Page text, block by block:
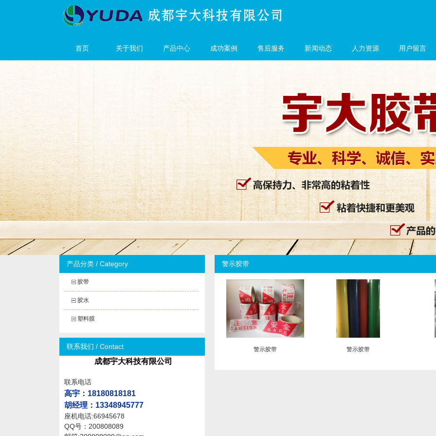
首页 关于我们 产品中心 成功案例 售后服务 新闻动态 人力资源 用户留言
产品分类 / Category
胶带
胶水
塑料膜
联系我们 / Contact
成都宇大科技有限公司
联系电话
高宇 ：18180818181
胡经理：13348945777
座机电话:66945678
QQ号：200808089
警示胶带
警示胶带 警示胶带